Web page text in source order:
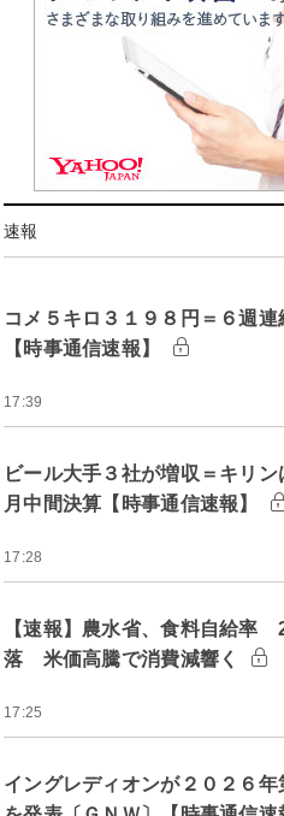
速報
コメ５キロ３１９８円＝６週
【時事通信速報】
17:39
ビール大手３社が増収＝キリ
月中間決算【時事通信速報】
17:28
【速報】農水省、食料自給率
落 米価高騰で消費減響く
17:25
イングレディオンが２０２６